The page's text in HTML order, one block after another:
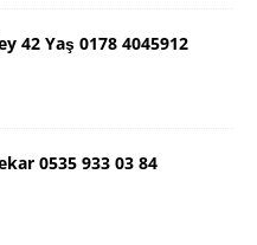
42 Yaş 0178 4045912
0535 933 03 84